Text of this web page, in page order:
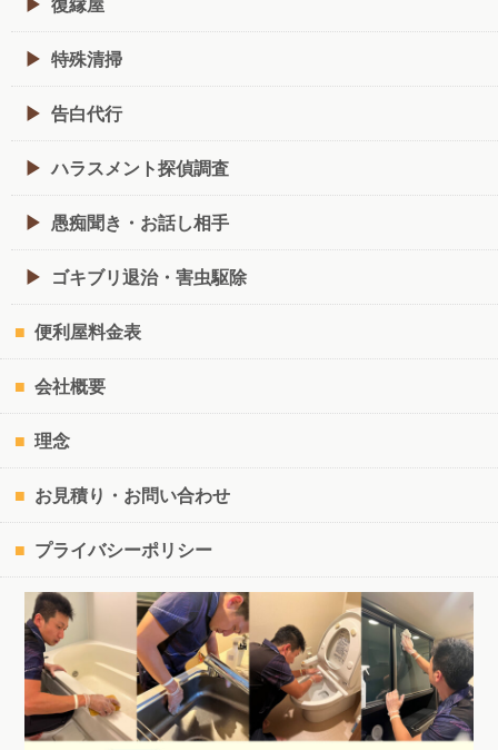
特殊清掃
告白代行
ハラスメント探偵調査
愚痴聞き・お話し相手
ゴキブリ退治・害虫駆除
便利屋料金表
会社概要
理念
お見積り・お問い合わせ
プライバシーポリシー